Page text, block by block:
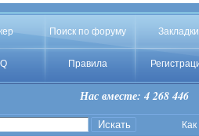
Поиск по форуму Закладки
Правила
Нас вместе: 4 268 446